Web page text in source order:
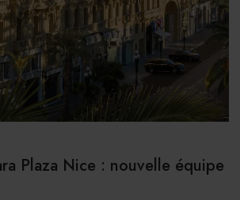
Plaza Nice : nouvelle équipe